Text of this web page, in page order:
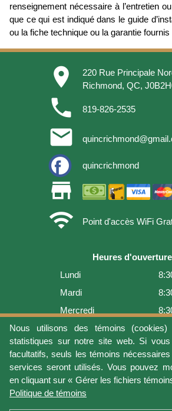
Nous utilisons des témoins
statistiques sur notre site web. Si
facultatifs, seuls les témoins
services seront utilisés. Vous pouvez
en cliquant sur « Gérer les fichiers
Politique de témoins
renseignement nécessaire à l’entretien
que ce qui est indiqué dans le guide
ou la fiche technique ou la garantie fournis
place
220 Rue Principale
Richmond, QC,
phone 819-826-2535
email
quincrichmond
store
wifi
Point d'accès WiFi
Heures d'ouverture
Lundi
Mardi
Mercredi
Jeudi
Vendredi
Samedi
Dimanche